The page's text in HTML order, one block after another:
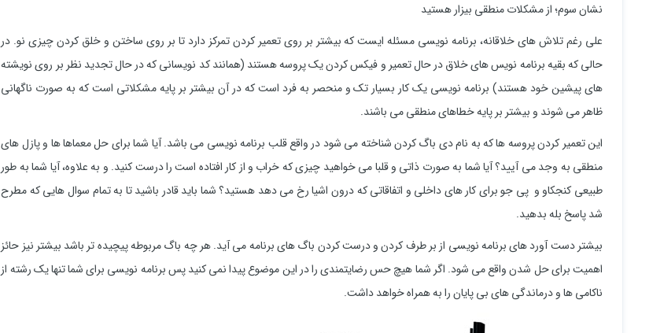
نشان سوم؛ از مشکلات منطقی بیزار هستید
علی رغم تلاش های خلاقانه، برنامه نویسی مسئله ایست که بیشتر بر روی تعمیر کردن تمرکز دارد تا بر روی ساختن و خلق کردن چیزی نو. در
حالی که بقیه برنامه نویس های خلاق در حال تعمیر و فیکس کردن یک پروسه هستند (همانند کد نویسانی که در حال تجدید نظر بر روی نویشته
های پیشین خود هستند) برنامه نویسی یک کار بسیار تک و منحصر به فرد است که در آن بیشتر بر پایه مشکلاتی است که به صورت ناگهانی
ظاهر می شوند و بیشتر بر پایه خطاهای منطقی می باشند.
این تعمیر کردن پروسه ها که به نام دی باگ کردن شناخته می شود در واقع قلب برنامه نویسی می باشد. آیا شما برای حل معماها ها و پازل های
منطقی به وجد می آیید؟ آیا شما به صورت ذاتی و قلبا می خواهید چیزی که خراب و از کار افتاده است را درست کنید. و به علاوه، آیا شما به طور
طبیعی کنجکاو و پی جو برای کار های داخلی و اتفاقاتی که درون اشیا رخ می دهد هستید؟ شما باید قادر باشید تا به تمام سوال هایی که مطرح
شد پاسخ بله بدهید.
بیشتر دست آورد های برنامه نویسی از بر طرف کردن و درست کردن باگ های برنامه می آید. هر چه باگ مربوطه پیچیده تر باشد بیشتر نیز حائز
اهمیت برای حل شدن واقع می شود. اگر شما هیچ حس رضایتمندی را در این موضوع پیدا نمی کنید پس برنامه نویسی برای شما تنها یک رشته از
ناکامی ها و درماندگی های بی پایان را به همراه خواهد داشت.